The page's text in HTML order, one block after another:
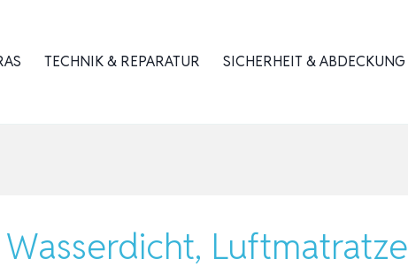
TECHNIK & REPARATUR SICHERHEIT & ABDECKUNG
Luftmatratze